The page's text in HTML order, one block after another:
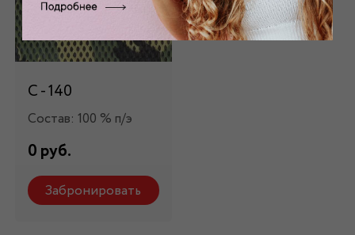
С - 140
Состав: 100 % п/э
0 руб.
Забронировать